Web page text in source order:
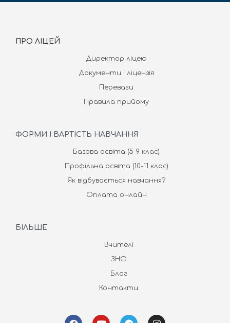
ПРО ЛІЦЕЙ
Директор ліцею
Документи і ліцензія
Переваги
Правила прийому
ФОРМИ І ВАРТІСТЬ НАВЧАННЯ
Базова освіта (5-9 клас)
Профільна освіта (10-11 клас)
Як відбувається навчання?
Оплата онлайн
БІЛЬШЕ
Вчителі
ЗНО
Блог
Контакти